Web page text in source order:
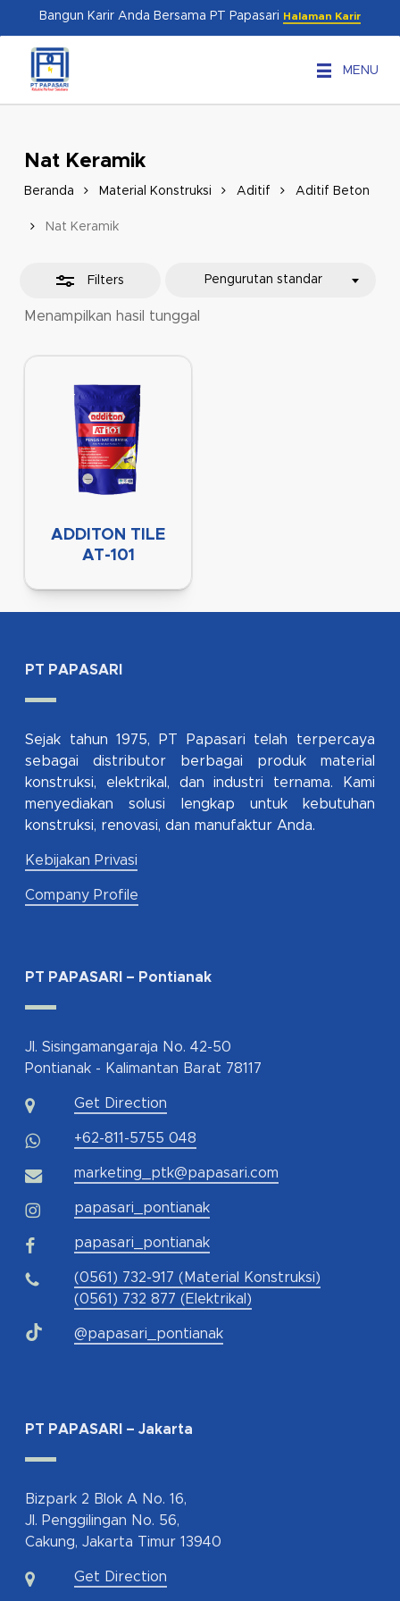
content
Bangun Karir Anda Bersama PT Papasari Halaman Karir
MENU
Nat Keramik
Beranda Material Konstruksi Aditif Aditif Beton
Nat Keramik
Filters
Menampilkan hasil tunggal
Pengurutan standar
Close
ADDITON TILE
AT-101
PT PAPASARI
Sejak tahun 1975, PT Papasari telah terpercaya
sebagai distributor berbagai produk material
konstruksi, elektrikal, dan industri ternama. Kami
menyediakan solusi lengkap untuk kebutuhan
konstruksi, renovasi, dan manufaktur Anda.
Kebijakan Privasi
Company Profile
PT PAPASARI – Pontianak
Jl. Sisingamangaraja No. 42-50
Pontianak - Kalimantan Barat 78117
Get Direction
+62-811-5755 048
marketing_ptk@papasari.com
papasari_pontianak
papasari_pontianak
(0561) 732-917 (Material Konstruksi)
(0561) 732 877 (Elektrikal)
@papasari_pontianak
PT PAPASARI – Jakarta
Bizpark 2 Blok A No. 16,
Jl. Penggilingan No. 56,
Cakung, Jakarta Timur 13940
Get Direction
Menu